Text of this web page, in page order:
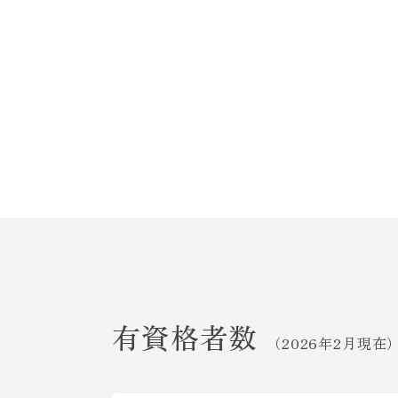
有資格者数 （2026年2月現在）